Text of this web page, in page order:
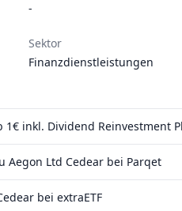
-
Sektor
Finanzdienstleistungen
1€ inkl. Dividend Reinvestment
Aegon Ltd Cedear bei Parqet
bei extraETF